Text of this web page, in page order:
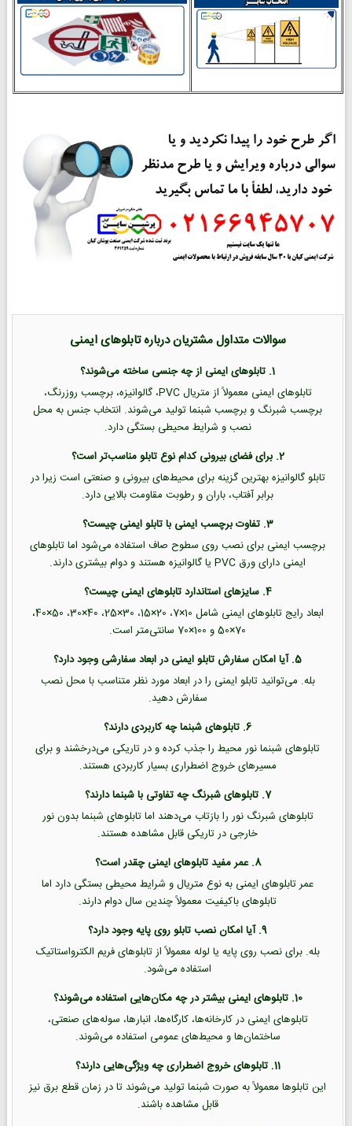
سوالات متداول مشتریان درباره تابلوهای ایمنی
1. تابلوهای ایمنی از چه جنسی ساخته می‌شوند؟
تابلوهای ایمنی معمولاً از متریال PVC، گالوانیزه، برچسب روزرنگ،
برچسب شبرنگ و برچسب شبنما تولید می‌شوند. انتخاب جنس به محل
نصب و شرایط محیطی بستگی دارد.
2. برای فضای بیرونی کدام نوع تابلو مناسب‌تر است؟
تابلو گالوانیزه بهترین گزینه برای محیط‌های بیرونی و صنعتی است زیرا در
برابر آفتاب، باران و رطوبت مقاومت بالایی دارد.
3. تفاوت برچسب ایمنی با تابلو ایمنی چیست؟
برچسب ایمنی برای نصب روی سطوح صاف استفاده می‌شود اما تابلوهای
ایمنی دارای ورق PVC یا گالوانیزه هستند و دوام بیشتری دارند.
4. سایزهای استاندارد تابلوهای ایمنی چیست؟
ابعاد رایج تابلوهای ایمنی شامل 10×7، 20×15، 30×25، 40×30، 50×40،
70×50 و 100×70 سانتی‌متر است.
5. آیا امکان سفارش تابلو ایمنی در ابعاد سفارشی وجود دارد؟
بله. می‌توانید تابلو ایمنی را در ابعاد مورد نظر متناسب با محل نصب
سفارش دهید.
6. تابلوهای شبنما چه کاربردی دارند؟
تابلوهای شبنما نور محیط را جذب کرده و در تاریکی می‌درخشند و برای
مسیرهای خروج اضطراری بسیار کاربردی هستند.
7. تابلوهای شبرنگ چه تفاوتی با شبنما دارند؟
تابلوهای شبرنگ نور را بازتاب می‌دهند اما تابلوهای شبنما بدون نور
خارجی در تاریکی قابل مشاهده هستند.
8. عمر مفید تابلوهای ایمنی چقدر است؟
عمر تابلوهای ایمنی به نوع متریال و شرایط محیطی بستگی دارد اما
تابلوهای باکیفیت معمولاً چندین سال دوام دارند.
9. آیا امکان نصب تابلو روی پایه وجود دارد؟
بله. برای نصب روی پایه یا لوله معمولاً از تابلوهای فریم الکترواستاتیک
استفاده می‌شود.
10. تابلوهای ایمنی بیشتر در چه مکان‌هایی استفاده می‌شوند؟
تابلوهای ایمنی در کارخانه‌ها، کارگاه‌ها، انبارها، سوله‌های صنعتی،
ساختمان‌ها و محیط‌های عمومی استفاده می‌شوند.
11. تابلوهای خروج اضطراری چه ویژگی‌هایی دارند؟
این تابلوها معمولاً به صورت شبنما تولید می‌شوند تا در زمان قطع برق نیز
قابل مشاهده باشند.